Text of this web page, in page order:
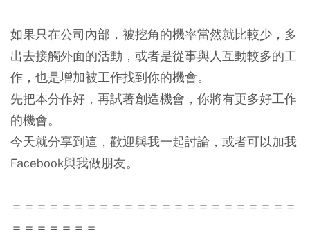
如果只在公司內部，被挖角的機率當然就比較少，多
出去接觸外面的活動，或者是從事與人互動較多的工
作，也是增加被工作找到你的機會。
先把本分作好，再試著創造機會 ，你將有更多好工作
的機會。
今天就分享到這，歡迎與我一起討論，或者可以加我
Facebook與我做朋友。
＝＝＝＝＝＝＝＝＝＝＝＝＝＝＝＝＝＝＝＝＝＝＝
＝＝＝＝＝＝＝